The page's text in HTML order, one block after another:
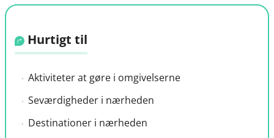
Hurtigt til
Aktiviteter at gøre i omgivelserne
Seværdigheder i nærheden
Destinationer i nærheden